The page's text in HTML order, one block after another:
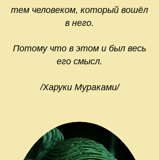
тем человеком, который вошёл
в него.
Потому что в этом и был весь
его смысл.
/Харуки Мураками/